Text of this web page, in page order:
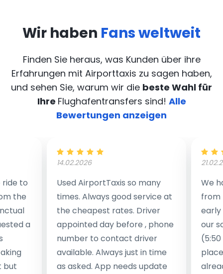
Wir haben Fans weltweit
Finden Sie heraus, was Kunden über ihre
Erfahrungen mit Airporttaxis zu sagen haben,
und sehen Sie, warum wir die beste Wahl für
Ihre Flughafentransfers sind! Alle
Bewertungen anzeigen
to
the
a
but
14.02.2026
Used AirportTaxis so many
times. Always good service at
the cheapest rates. Driver
appointed day before , phone
number to contact driver
available. Always just in time
as asked. App needs update
We
from
early
our